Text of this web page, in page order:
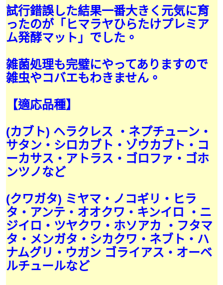
試行錯誤した結果一番大きく元気に育
ったのが「ヒマラヤひらたけプレミア
ム発酵マット」でした。
雑菌処理も完璧にやってありますので
雑虫やコバエもわきません。
【適応品種】
(カブト) ヘラクレス ・ネプチューン・
サタン・シロカブト・ゾウカブト・コ
ーカサス・アトラス・ゴロファ・ゴホ
ンツノなど
(クワガタ) ミヤマ・ノコギリ・ヒラ
タ・アンテ・オオクワ・キンイロ ・ニ
ジイロ・ツヤクワ・ホソアカ ・フタマ
タ・メンガタ・シカクワ・ネブト・ハ
ナムグリ・ウガン ゴライアス・オーベ
ルチュールなど